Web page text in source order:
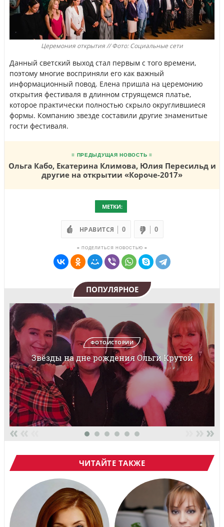
Церемония открытия // Фото: Социальные сети
Данный светский выход стал первым с того времени,
поэтому многие восприняли его как важный
информационный повод. Елена пришла на церемонию
открытия фестиваля в длинном струящемся платье,
которое практически полностью скрыло округлившиеся
формы. Компанию звезде составили другие знаменитые
гости фестиваля.
≡ ПРЕДЫДУЩАЯ НОВОСТЬ ≡
Ольга Кабо, Екатерина Климова, Юлия Пересильд и
другие на открытии «Короче-2017»
МЕТКИ:
НРАВИТСЯ 0 0
≡ ПОДЕЛИТЬСЯ НОВОСТЬЮ ≡
ПОПУЛЯРНОЕ
ФОТОИСТОРИИ
Звёзды на дне рождения Ольги Крутой
««« »»»
ЧИТАЙТЕ ТАКЖЕ